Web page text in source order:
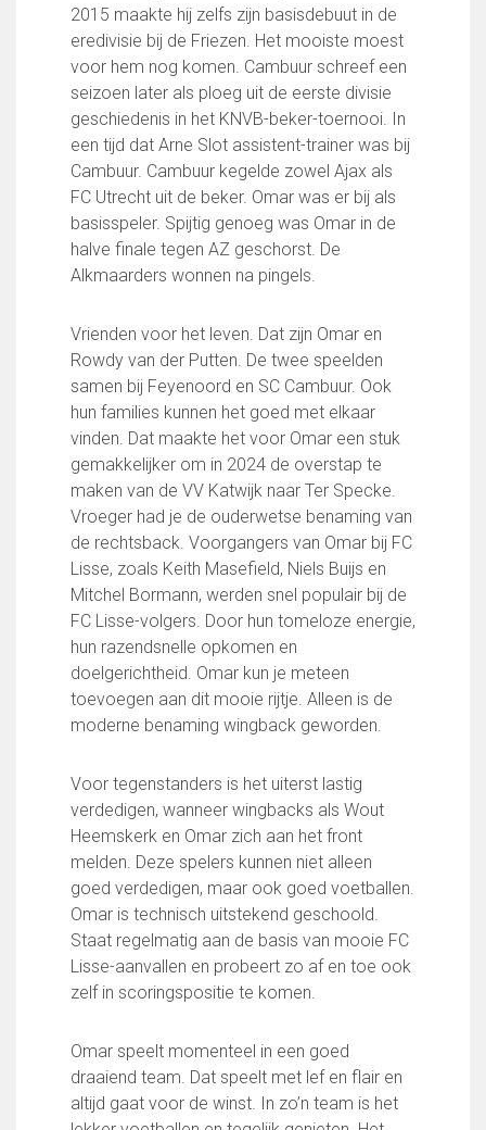
Onze opleiding
Jeugdopleiding FC Lisse
Profiel Jeugdtrainers
Opleidingsteams
Beleidsplan Jeugd
Keepersopleiding
Partnerclub van Ajax
Zakelijk
LED-boarding NIEUW!
Business Club 2.0
Heeren van Ter Specke
Maatschappelijke bijdrage
Steun bij contributie
Support Casper
Dagbesteding ’s Heeren Loo
De gezonde sportkantine
Onze vrijwilligers en ereleden
Contact
Vertrouwenspersonen
Financieel contactpersoon
Wie doet wat
Ruimte reserveren/huren
VOLG ONS OP:
2015 maakte hij zelfs zijn basisdebuut in de
eredivisie bij de Friezen. Het mooiste moest
voor hem nog komen. Cambuur schreef een
seizoen later als ploeg uit de eerste divisie
geschiedenis in het KNVB-beker-toernooi. In
een tijd dat Arne Slot assistent-trainer was bij
Cambuur. Cambuur kegelde zowel Ajax als
FC Utrecht uit de beker. Omar was er bij als
basisspeler. Spijtig genoeg was Omar in de
halve finale tegen AZ geschorst. De
Alkmaarders wonnen na pingels.
Vrienden voor het leven. Dat zijn Omar en
Rowdy van der Putten. De twee speelden
samen bij Feyenoord en SC Cambuur. Ook
hun families kunnen het goed met elkaar
vinden. Dat maakte het voor Omar een stuk
gemakkelijker om in 2024 de overstap te
maken van de VV Katwijk naar Ter Specke.
Vroeger had je de ouderwetse benaming van
de rechtsback. Voorgangers van Omar bij FC
Lisse, zoals Keith Masefield, Niels Buijs en
Mitchel Bormann, werden snel populair bij de
FC Lisse-volgers. Door hun tomeloze energie,
hun razendsnelle opkomen en
doelgerichtheid. Omar kun je meteen
toevoegen aan dit mooie rijtje. Alleen is de
moderne benaming wingback geworden.
Voor tegenstanders is het uiterst lastig
verdedigen, wanneer wingbacks als Wout
Heemskerk en Omar zich aan het front
melden. Deze spelers kunnen niet alleen
goed verdedigen, maar ook goed voetballen.
Omar is technisch uitstekend geschoold.
Staat regelmatig aan de basis van mooie FC
Lisse-aanvallen en probeert zo af en toe ook
zelf in scoringspositie te komen.
Omar speelt momenteel in een goed
draaiend team. Dat speelt met lef en flair en
altijd gaat voor de winst. In zo’n team is het